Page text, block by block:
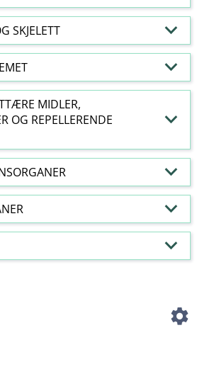
SKJELETT
MIDLER,
OG REPELLERENDE